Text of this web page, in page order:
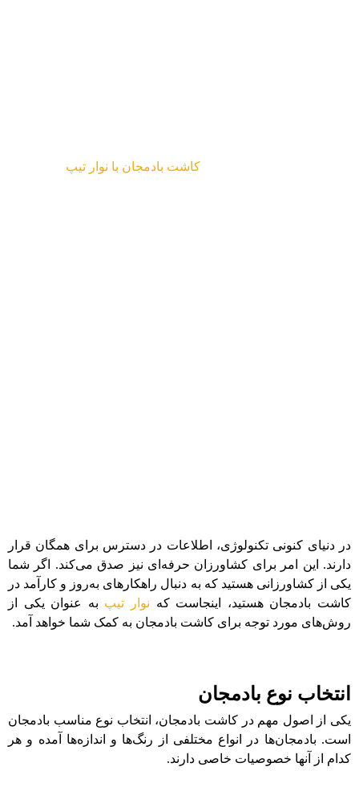
کاشت بادمجان با نوار تیپ
در دنیای کنونی تکنولوژی، اطلاعات در دسترس برای همگان قرار
دارند. این امر برای کشاورزان حرفه‌ای نیز صدق می‌کند. اگر شما
یکی از کشاورزانی هستید که به دنبال راهکارهای به‌روز و کارآمد در
کاشت بادمجان هستید، اینجاست که نوار تیپ به عنوان یکی از
روش‌های مورد توجه برای کاشت بادمجان به کمک شما خواهد آمد.
انتخاب نوع بادمجان
یکی از اصول مهم در کاشت بادمجان، انتخاب نوع مناسب بادمجان
است. بادمجان‌ها در انواع مختلفی از رنگ‌ها و اندازه‌ها آمده و هر
کدام از آنها خصوصیات خاصی دارند.